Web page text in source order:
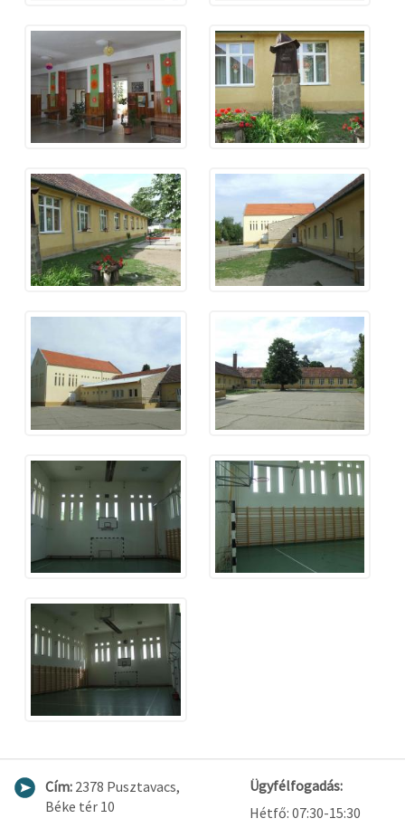
Cím: 2378 Pusztavacs,
Béke tér 10
Ügyfélfogadás:
Hétfő: 07:30-15:30